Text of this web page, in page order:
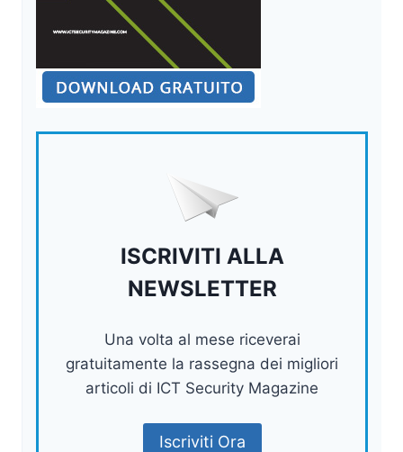
ISCRIVITI ALLA
NEWSLETTER
Una volta al mese riceverai
gratuitamente la rassegna dei migliori
articoli di ICT Security Magazine
Iscriviti Ora